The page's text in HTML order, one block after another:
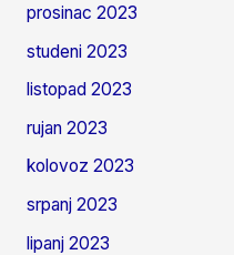
prosinac 2023
studeni 2023
listopad 2023
rujan 2023
kolovoz 2023
srpanj 2023
lipanj 2023